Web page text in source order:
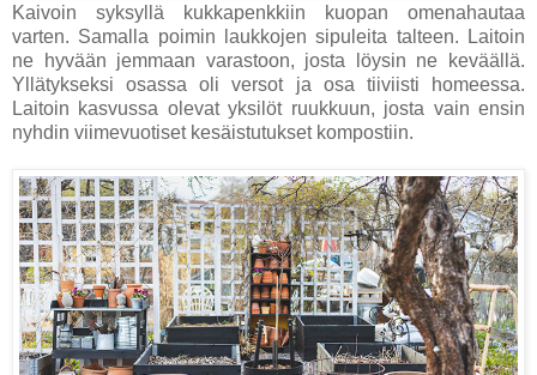
Kaivoin syksyllä kukkapenkkiin kuopan omenahautaa
varten. Samalla poimin laukkojen sipuleita talteen. Laitoin
ne hyvään jemmaan varastoon, josta löysin ne keväällä.
Yllätykseksi osassa oli versot ja osa tiiviisti homeessa.
Laitoin kasvussa olevat yksilöt ruukkuun, josta vain ensin
nyhdin viimevuotiset kesäistutukset kompostiin.